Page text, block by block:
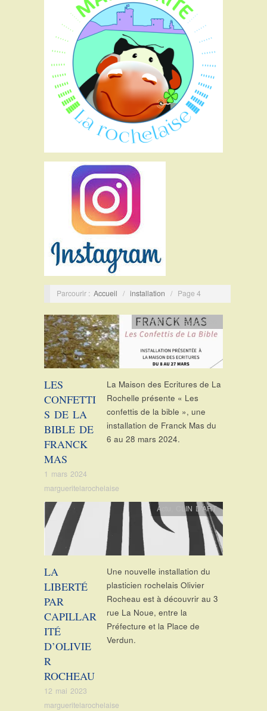
Parcourir : Accueil / installation / Page 4
LES
CONFETTI
S DE LA
BIBLE DE
FRANCK
MAS
1 mars 2024
margueritelarochelaise
CLIN D'ART, Exposition
La Maison des Ecritures de La
Rochelle présente « Les
confettis de la bible », une
installation de Franck Mas du
6 au 28 mars 2024.
LA
LIBERTÉ
PAR
CAPILLAR
ITÉ
D’OLIVIE
R
ROCHEAU
12 mai 2023
margueritelarochelaise
Actu CLIN D'ART
Une nouvelle installation du
plasticien rochelais Olivier
Rocheau est à découvrir au 3
rue La Noue, entre la
Préfecture et la Place de
Verdun.